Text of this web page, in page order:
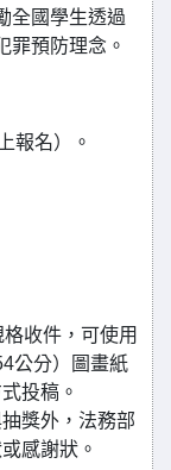
全國學生透過
罪預防理念。
報名）。
收件，可使用
公分）圖畫紙
投稿。
獎外，法務部
感謝狀。